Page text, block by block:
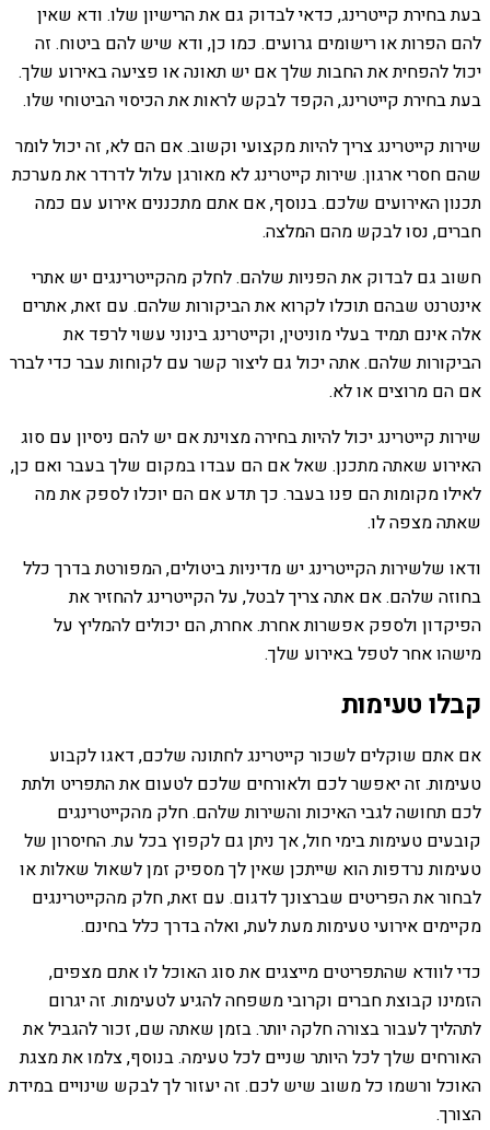
בעת בחירת קייטרינג, כדאי לבדוק גם את הרישיון שלו. ודא שאין
להם הפרות או רישומים גרועים. כמו כן, ודא שיש להם ביטוח. זה
יכול להפחית את החבות שלך אם יש תאונה או פציעה באירוע שלך.
בעת בחירת קייטרינג, הקפד לבקש לראות את הכיסוי הביטוחי שלו.
שירות קייטרינג צריך להיות מקצועי וקשוב. אם הם לא, זה יכול לומר
שהם חסרי ארגון. שירות קייטרינג לא מאורגן עלול לדרדר את מערכת
תכנון האירועים שלכם. בנוסף, אם אתם מתכננים אירוע עם כמה
חברים, נסו לבקש מהם המלצה.
חשוב גם לבדוק את הפניות שלהם. לחלק מהקייטרינגים יש אתרי
אינטרנט שבהם תוכלו לקרוא את הביקורות שלהם. עם זאת, אתרים
אלה אינם תמיד בעלי מוניטין, וקייטרינג בינוני עשוי לרפד את
הביקורות שלהם. אתה יכול גם ליצור קשר עם לקוחות עבר כדי לברר
אם הם מרוצים או לא.
שירות קייטרינג יכול להיות בחירה מצוינת אם יש להם ניסיון עם סוג
האירוע שאתה מתכנן. שאל אם הם עבדו במקום שלך בעבר ואם כן,
לאילו מקומות הם פנו בעבר. כך תדע אם הם יוכלו לספק את מה
שאתה מצפה לו.
ודאו שלשירות הקייטרינג יש מדיניות ביטולים, המפורטת בדרך כלל
בחוזה שלהם. אם אתה צריך לבטל, על הקייטרינג להחזיר את
הפיקדון ולספק אפשרות אחרת. אחרת, הם יכולים להמליץ ​​על
מישהו אחר לטפל באירוע שלך.
קבלו טעימות
אם אתם שוקלים לשכור קייטרינג לחתונה שלכם, דאגו לקבוע
טעימות. זה יאפשר לכם ולאורחים שלכם לטעום את התפריט ולתת
לכם תחושה לגבי האיכות והשירות שלהם. חלק מהקייטרינגים
קובעים טעימות בימי חול, אך ניתן גם לקפוץ בכל עת. החיסרון של
טעימות נרדפות הוא שייתכן שאין לך מספיק זמן לשאול שאלות או
לבחור את הפריטים שברצונך לדגום. עם זאת, חלק מהקייטרינגים
מקיימים אירועי טעימות מעת לעת, ואלה בדרך כלל בחינם.
כדי לוודא שהתפריטים מייצגים את סוג האוכל לו אתם מצפים,
הזמינו קבוצת חברים וקרובי משפחה להגיע לטעימות. זה יגרום
לתהליך לעבור בצורה חלקה יותר. בזמן שאתה שם, זכור להגביל את
האורחים שלך לכל היותר שניים לכל טעימה. בנוסף, צלמו את מצגת
האוכל ורשמו כל משוב שיש לכם. זה יעזור לך לבקש שינויים במידת
הצורך.